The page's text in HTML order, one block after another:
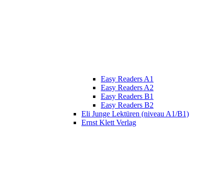
Easy Readers A1
Easy Readers A2
Easy Readers B1
Easy Readers B2
Eli Junge Lektüren (niveau A1/B1)
Ernst Klett Verlag